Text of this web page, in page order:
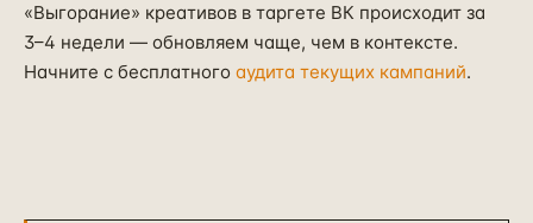
«Выгорание» креативов в таргете ВК происходит за
3–4 недели — обновляем чаще, чем в контексте.
Начните с бесплатного аудита текущих кампаний.